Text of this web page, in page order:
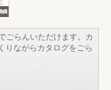
ごらんいただけます。カ
りながらカタログをごら